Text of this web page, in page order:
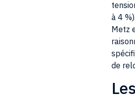
à 4
Metz
de